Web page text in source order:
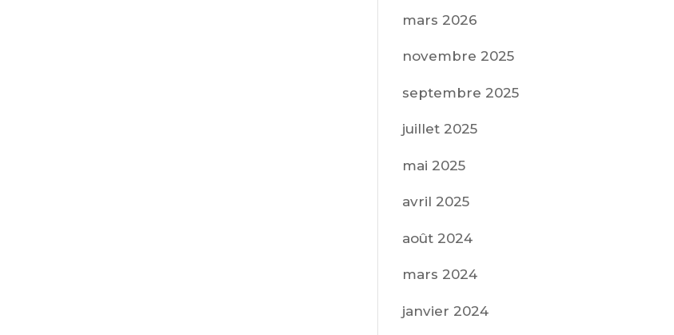
mars 2026
novembre 2025
septembre 2025
juillet 2025
mai 2025
avril 2025
août 2024
mars 2024
janvier 2024